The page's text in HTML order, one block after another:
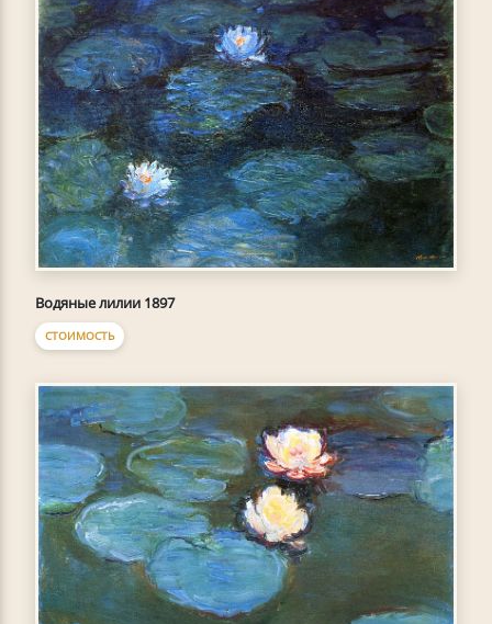
Водяные лилии 1897
СТОИМОСТЬ